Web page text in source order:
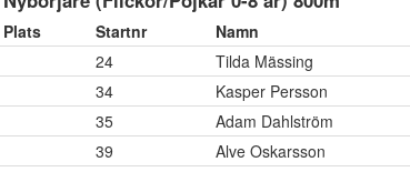
Plats Startnr Namn
24
Tilda Mässing
34
Kasper Persson
35
Adam Dahlström
39
Alve Oskarsson